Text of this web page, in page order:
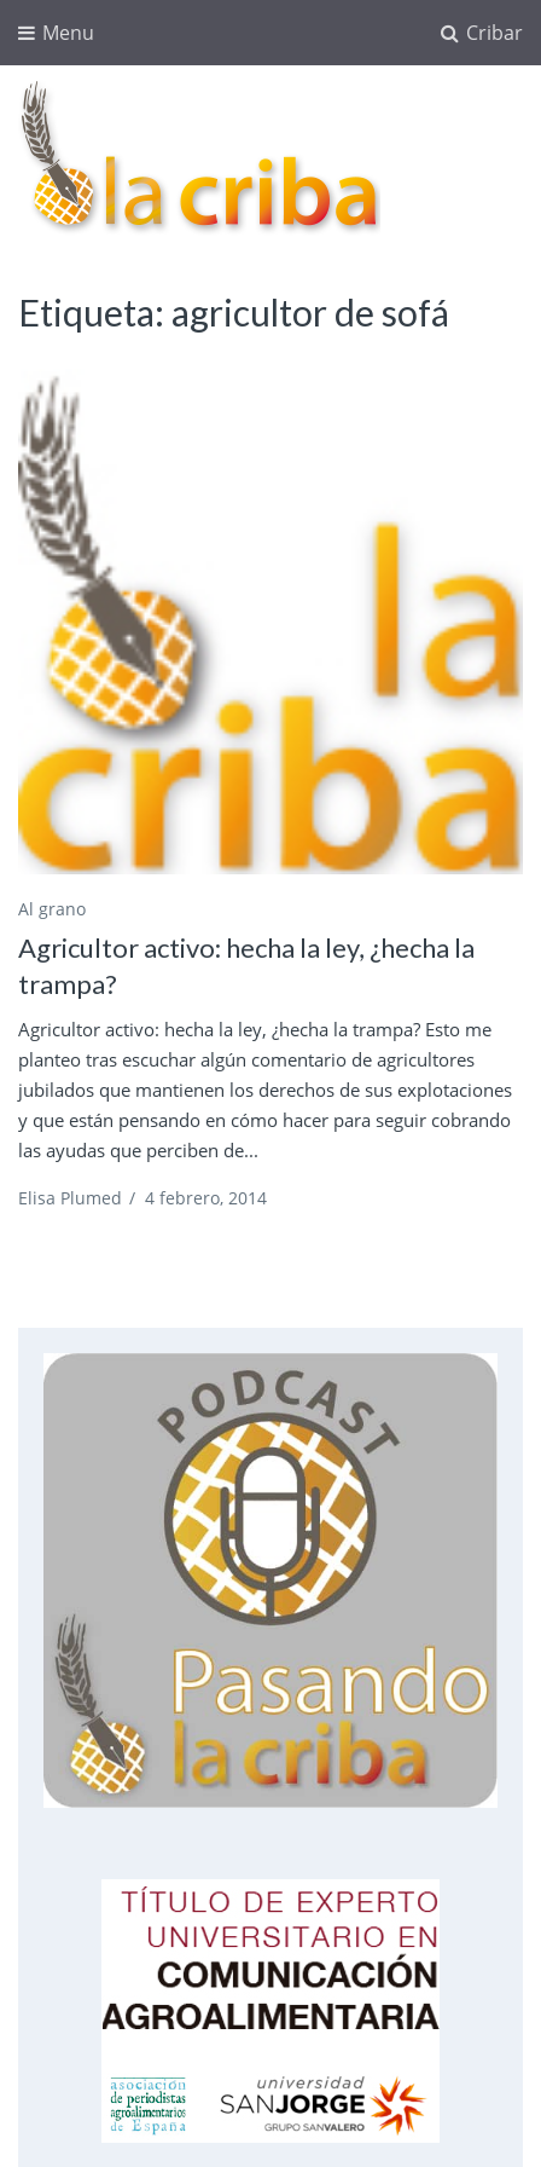
Cribar
Menu
blog agroalimentario
Etiqueta: agricultor de sofá
Al grano
Agricultor activo: hecha la ley, ¿hecha la
trampa?
Agricultor activo: hecha la ley, ¿hecha la trampa? Esto me
planteo tras escuchar algún comentario de agricultores
jubilados que mantienen los derechos de sus explotaciones
y que están pensando en cómo hacer para seguir cobrando
las ayudas que perciben de...
Elisa Plumed / 4 febrero, 2014